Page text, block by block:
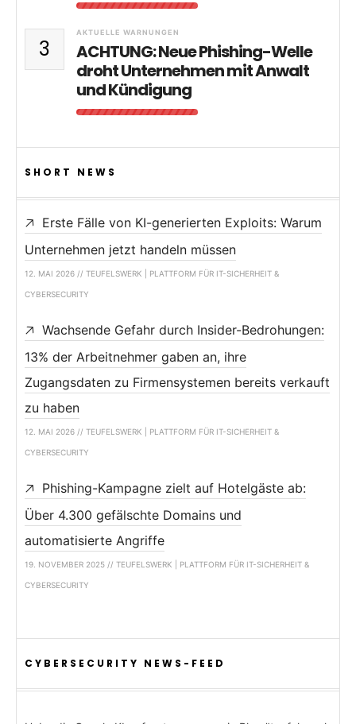
3
AKTUELLE WARNUNGEN
ACHTUNG: Neue Phishing-Welle
droht Unternehmen mit Anwalt
und Kündigung
SHORT NEWS
Erste Fälle von KI-generierten Exploits: Warum
Unternehmen jetzt handeln müssen
12. MAI 2026 // TEUFELSWERK | PLATTFORM FÜR IT-SICHERHEIT &
CYBERSECURITY
Wachsende Gefahr durch Insider-Bedrohungen:
13% der Arbeitnehmer gaben an, ihre
Zugangsdaten zu Firmensystemen bereits verkauft
zu haben
12. MAI 2026 // TEUFELSWERK | PLATTFORM FÜR IT-SICHERHEIT &
CYBERSECURITY
Phishing-Kampagne zielt auf Hotelgäste ab:
Über 4.300 gefälschte Domains und
automatisierte Angriffe
19. NOVEMBER 2025 // TEUFELSWERK | PLATTFORM FÜR IT-SICHERHEIT &
CYBERSECURITY
CYBERSECURITY NEWS-FEED